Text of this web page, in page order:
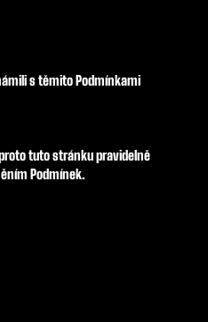
s těmito Podmínkami
tuto stránku pravidelně
Podmínek.